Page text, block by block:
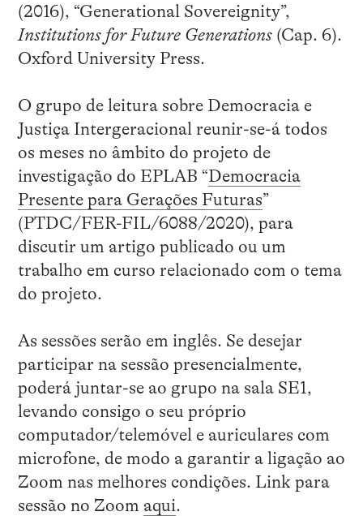
(2016), “Generational Sovereignity”,
Institutions for Future Generations(Cap. 6).
Oxford University Press.
O grupo de leitura sobre Democracia e
Justiça Intergeracional reunir-se-á todos
os meses no âmbito do projeto de
investigação do EPLAB “Democracia
Presente para Gerações Futuras”
(PTDC/FER-FIL/6088/2020), para
discutir um artigo publicado ou um
trabalho em curso relacionado com o tema
do projeto.
As sessões serão em inglês. Se desejar
participar na sessão presencialmente,
poderá juntar-se ao grupo na sala SE1,
levando consigo o seu próprio
computador/telemóvel e auriculares com
microfone, de modo a garantir a ligação ao
Zoom nas melhores condições. Link para
sessão no Zoom aqui.